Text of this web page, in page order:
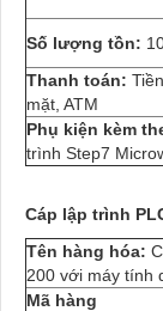
Số lượng tồn:
Thanh toán: Tiền
mặt, ATM
Phụ kiện kèm
trình Step7
Cáp lập trình
Tên hàng hóa:
200 với máy tính
Mã hàng